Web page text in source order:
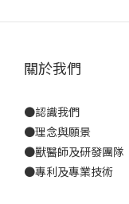
關於我們
●認識我們
●理念與願景
●獸醫師及研發團隊
●專利及專業技術